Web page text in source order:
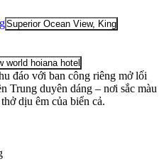
Superior Ocean View, King
world hoiana hotel
đáo với ban công riêng mở lối
Trung duyên dáng – nơi sắc màu
dịu êm của biển cả.